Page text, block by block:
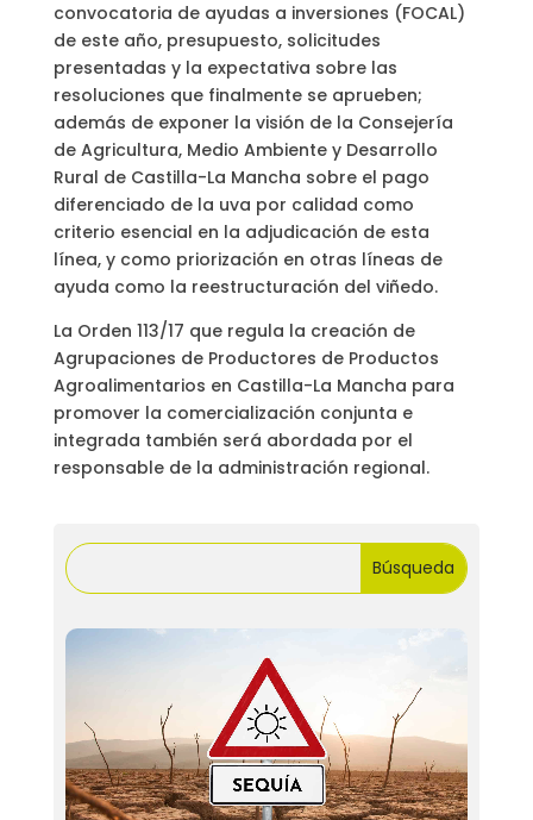
convocatoria de ayudas a inversiones (FOCAL)
de este año, presupuesto, solicitudes
presentadas y la expectativa sobre las
resoluciones que finalmente se aprueben;
además de exponer la visión de la Consejería
de Agricultura, Medio Ambiente y Desarrollo
Rural de Castilla-La Mancha sobre el pago
diferenciado de la uva por calidad como
criterio esencial en la adjudicación de esta
línea, y como priorización en otras líneas de
ayuda como la reestructuración del viñedo.
La Orden 113/17 que regula la creación de
Agrupaciones de Productores de Productos
Agroalimentarios en Castilla-La Mancha para
promover la comercialización conjunta e
integrada también será abordada por el
responsable de la administración regional.